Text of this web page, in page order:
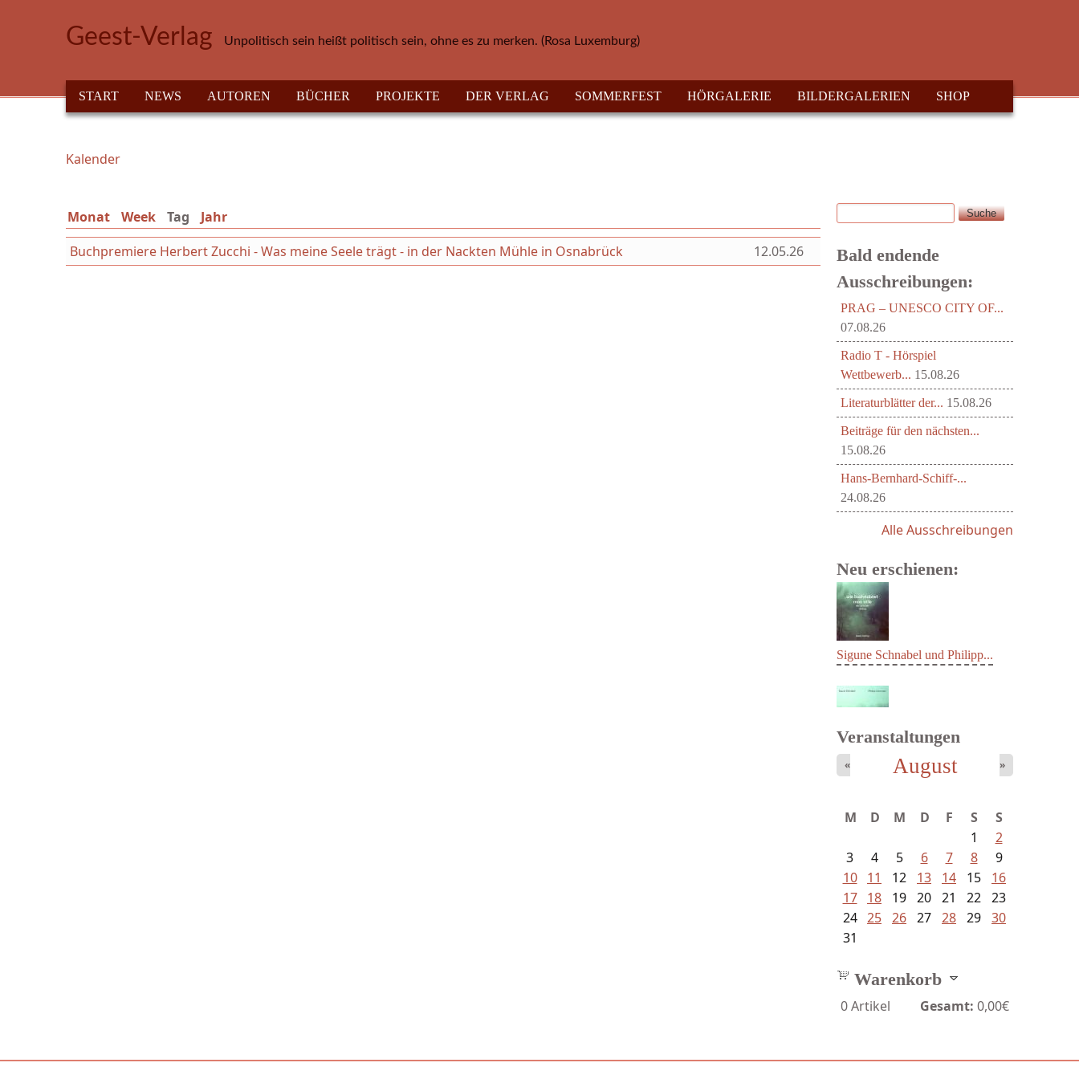
Geest-Verlag Unpolitisch sein heißt politisch sein, ohne es zu merken. (Rosa Luxemburg)
HAUPTMENÜ
START NEWS AUTOREN BÜCHER PROJEKTE DER VERLAG SOMMERFEST HÖRGALERIE BILDERGALERIEN SHOP
Sie sind hier
Kalender
Monat Week Tag (aktiver Reiter)
Jahr
Buchpremiere Herbert Zucchi - Was meine Seele trägt - in der Nackten Mühle in Osnabrück
12.05.26
Suchformular
Suche
Bald endende
Ausschreibungen:
PRAG – UNESCO CITY OF...
07.08.26
Radio T - Hörspiel
Wettbewerb... 15.08.26
Literaturblätter der... 15.08.26
Beiträge für den nächsten...
15.08.26
Hans-Bernhard-Schiff-...
24.08.26
Alle Ausschreibungen
Neu erschienen:
Veranstaltungen
August
« »
M D M D F S
S
1
2
3
4 5 6 7 8
9
10
11 12 13 14 15
16
17
18 19 20 21 22 23
24 25 26 27 28 29 30
31
Warenkorb
0Artikel Gesamt: 0,00€